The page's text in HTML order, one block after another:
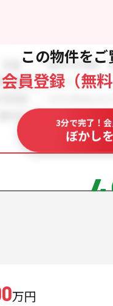
この物件をご
会員登録（無料
3分で完了！
ぼかし
万円